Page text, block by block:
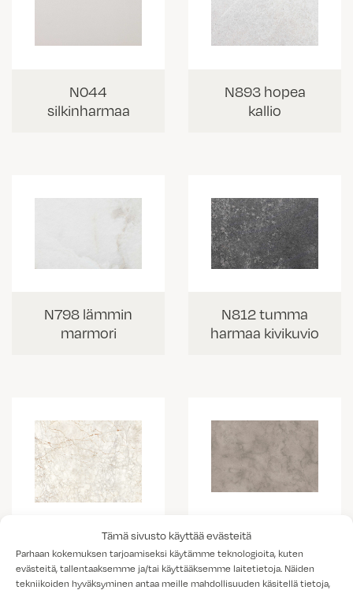
Tämä sivusto käyttää evästeitä
Parhaan kokemuksen tarjoamiseksi käytämme teknologioita, kuten
evästeitä, tallentaaksemme ja/tai käyttääksemme laitetietoja. Näiden
tekniikoiden hyväksyminen antaa meille mahdollisuuden käsitellä tietoja,
N044
silkinharmaa
N893 hopea
kallio
N798 lämmin
marmori
N812 tumma
harmaa kivikuvio
K703 Portobello
marmorikuvio
K538 vaalea
kallio